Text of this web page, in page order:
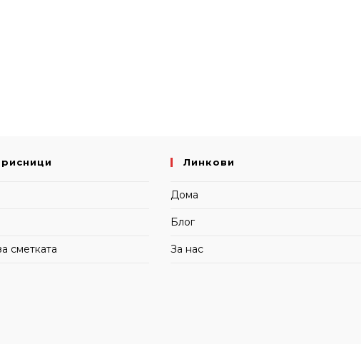
сметката
Линкови
Дома
Блог
За нас